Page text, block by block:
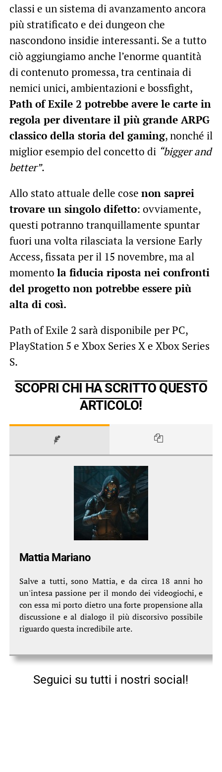
classi e un sistema di avanzamento ancora
più stratificato e dei dungeon che
nascondono insidie interessanti. Se a tutto
ciò aggiungiamo anche l’enorme quantità
di contenuto promessa, tra centinaia di
nemici unici, ambientazioni e bossfight,
Path of Exile 2 potrebbe avere le carte in
regola per diventare il più grande ARPG
classico della storia del gaming, nonché il
miglior esempio del concetto di “bigger and
better”.
Allo stato attuale delle cose non saprei
trovare un singolo difetto: ovviamente,
questi potranno tranquillamente spuntar
fuori una volta rilasciata la versione Early
Access, fissata per il 15 novembre, ma al
momento la fiducia riposta nei confronti
del progetto non potrebbe essere più
alta di così.
Path of Exile 2 sarà disponibile per PC,
PlayStation 5 e Xbox Series X e Xbox Series
S.
SCOPRI CHI HA SCRITTO QUESTO
ARTICOLO!
Mattia Mariano
Salve a tutti, sono Mattia, e da circa 18 anni ho
un'intesa passione per il mondo dei videogiochi, e
con essa mi porto dietro una forte propensione alla
discussione e al dialogo il più discorsivo possibile
riguardo questa incredibile arte.
Seguici su tutti i nostri social!